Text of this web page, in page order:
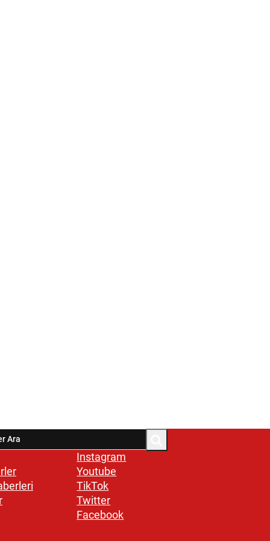
Instagram
Youtube
TikTok
Twitter
Facebook